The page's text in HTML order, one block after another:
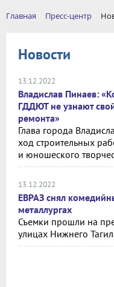
Главная Пресс-центр
Новости
13.12.2022
Владислав Пинаев:
ГДДЮТ не узнают
ремонта»
Глава города
ход строительных
и юношеского
13.12.2022
ЕВРАЗ снял
металлургах
Съемки прошли на
улицах Нижнего